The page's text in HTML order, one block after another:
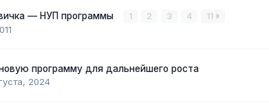
— НУП программы 1 2 3 4 11
программу для дальнейшего роста
2024